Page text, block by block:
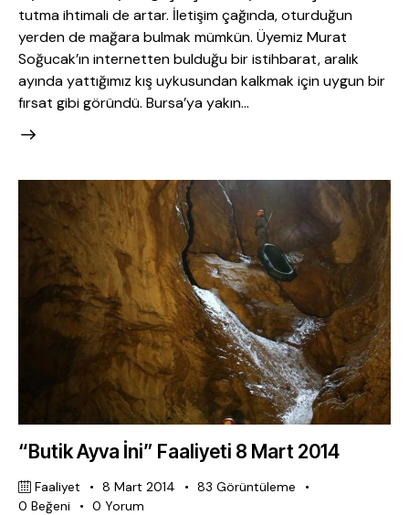
tutma ihtimali de artar. İletişim çağında, oturduğun
yerden de mağara bulmak mümkün. Üyemiz Murat
Soğucak’ın internetten bulduğu bir istihbarat, aralık
ayında yattığımız kış uykusundan kalkmak için uygun bir
fırsat gibi göründü. Bursa’ya yakın…
“Butik Ayva İni” Faaliyeti 8 Mart 2014
Faaliyet 8 Mart 2014 83 Görüntüleme
0 Beğeni 0 Yorum